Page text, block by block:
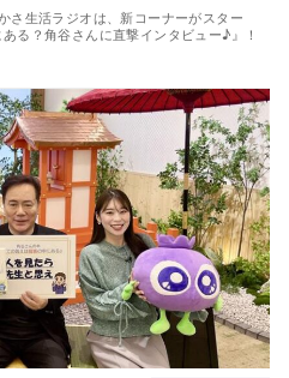
さ生活ラジオは、新コーナーがスター
る？角谷さんに直撃インタビュー♪』！